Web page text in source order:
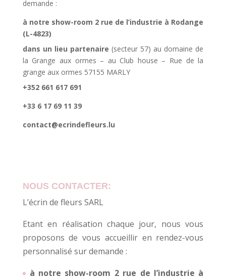
demande :
à notre show-room 2 rue de l’industrie à Rodange
(L-4823)
dans un lieu partenaire (secteur 57) au domaine de
la Grange aux ormes – au Club house – Rue de la
grange aux ormes 57155 MARLY
+352 661 617 691
+33 6 17 69 11 39
contact@ecrindefleurs.lu
NOUS CONTACTER:
L’écrin de fleurs SARL
Etant en réalisation chaque jour, nous vous
proposons de vous accueillir en rendez-vous
personnalisé sur demande :
à notre show-room 2 rue de l’industrie à